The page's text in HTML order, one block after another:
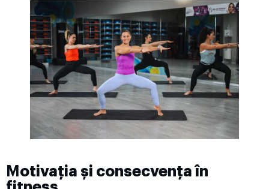
M otivația și consecvența în